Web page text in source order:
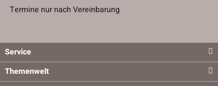
Termine nur nach Vereinbarung
Service
Themenwelt